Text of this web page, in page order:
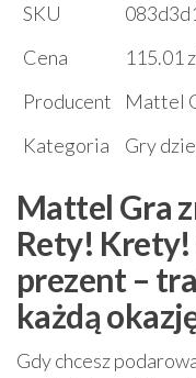
SKU
Cena
115.01
Producent
Mattel
Kategoria
Gry
Mattel Gra
Rety!
prezent –
każdą
Gdy chcesz